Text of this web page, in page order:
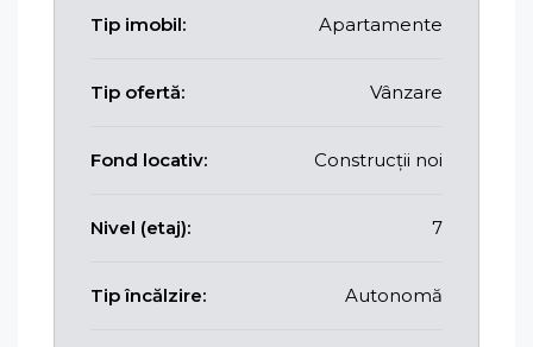
Tip imobil: Apartamente
Tip ofertă: Vânzare
Fond locativ: Construcții noi
Nivel (etaj): 7
Tip încălzire: Autonomă